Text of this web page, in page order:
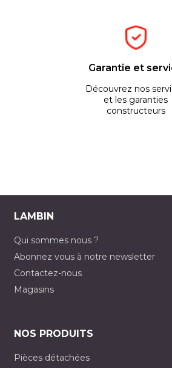
Garantie et
Découvrez nos
et les garanties
constructeurs
LAMBIN
Qui sommes nous ?
Abonnez vous à notre newsletter
Contactez-nous
Magasins
NOS PRODUITS
Pièces détachées